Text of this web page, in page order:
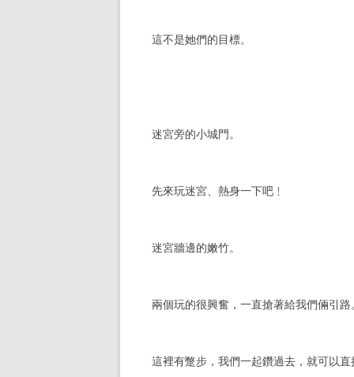
這不是她們的目標。
迷宮旁的小城門。
先來玩迷宮、熱身一下吧﹗
迷宮牆邊的嫩竹。
兩個玩的很興奮，一直搶著給我們倆引路。
這裡有蹩步，我們一起鑽過去，就可以直